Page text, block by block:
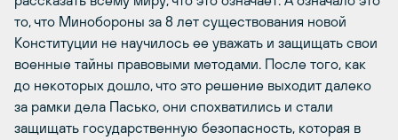
то, что Минобороны за 8 лет существования новой
Конституции не научилось ее уважать и защищать свои
военные тайны правовыми методами. После того, как
до некоторых дошло, что это решение выходит далеко
за рамки дела Пасько, они спохватились и стали
защищать государственную безопасность, которая в